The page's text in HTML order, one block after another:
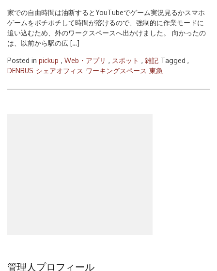
家での自由時間は油断するとYouTubeでゲーム実況見るかスマホ
ゲームをポチポチして時間が溶けるので、強制的に作業モードに
追い込むため、外のワークスペースへ出かけました。 向かったの
は、以前から駅の広 […]
Posted in pickup , Web・アプリ , スポット , 雑記 Tagged ,
DENBUS シェアオフィス ワーキングスペース 東急
管理人プロフィール